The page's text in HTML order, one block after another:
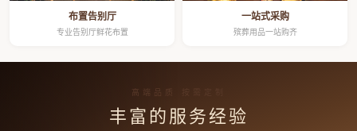
布置告别厅
专业告别厅鲜花布置
一站式采购
殡葬用品一站购齐
高端品质 按需定制
丰富的服务经验